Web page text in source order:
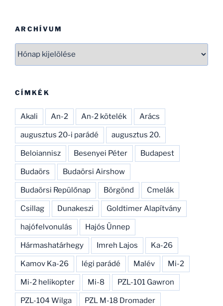
ARCHÍVUM
CÍMKÉK
Akali An-2 An-2 kötelék Arács
augusztus 20-i parádé augusztus 20.
Beloiannisz Besenyei Péter Budapest
Budaörs Budaörsi Airshow
Budaörsi Repülőnap Börgönd Cmelák
Csillag Dunakeszi Goldtimer Alapítvány
hajófelvonulás Hajós Ünnep
Hármashatárhegy Imreh Lajos Ka-26
Kamov Ka-26 légi parádé Malév Mi-2
Mi-2 helikopter Mi-8 PZL-101 Gawron
PZL-104 Wilga PZL M-18 Dromader